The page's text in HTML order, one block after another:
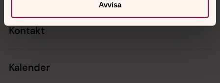
Avvisa
Kontakt
Kalender